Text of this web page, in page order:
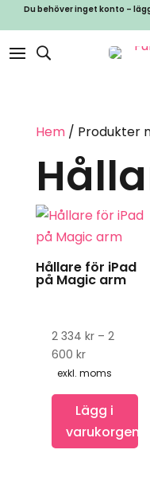
Du behöver inget konto –
Hem/ Produkter
Hållare för iPad
på Magic arm
2 334 kr – 2
600 krPrisintervall:
2
334 kr
till
2
600 kr
exkl. moms
Lägg i
varukorgen
Den
här
produkten
har
De
väljas